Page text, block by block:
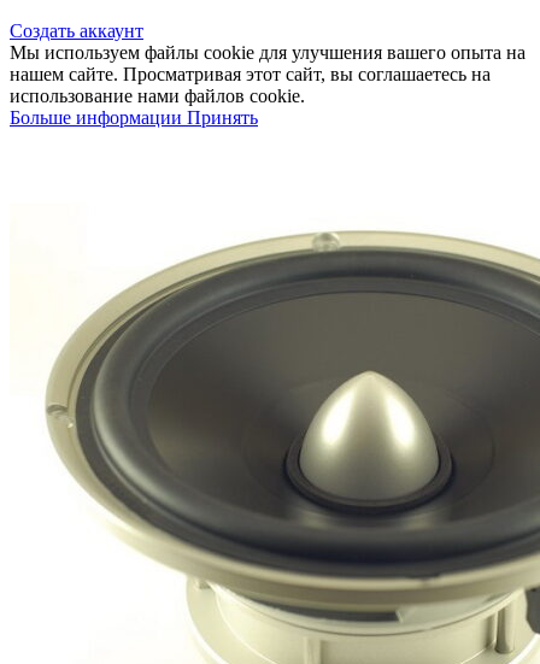
Создать аккаунт
Мы используем файлы cookie для улучшения вашего опыта на
нашем сайте. Просматривая этот сайт, вы соглашаетесь на
использование нами файлов cookie.
Больше информации Принять